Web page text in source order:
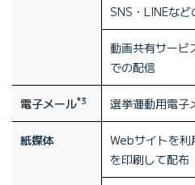
SNS・LINEな
動画共有サービ
での配信
電子メール*3 選挙運動用電子
紙媒体
Webサイトを利
を印刷して配布